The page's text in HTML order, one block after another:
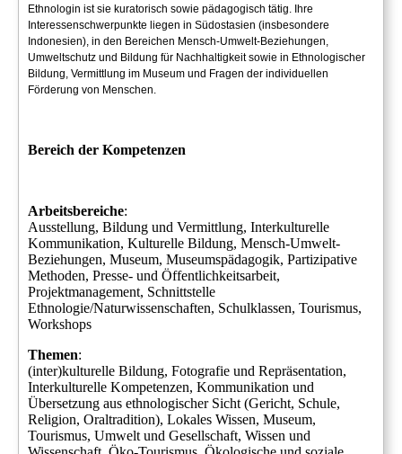
Ethnologin ist sie kuratorisch sowie pädagogisch tätig. Ihre
Interessenschwerpunkte liegen in Südostasien (insbesondere
Indonesien), in den Bereichen Mensch-Umwelt-Beziehungen,
Umweltschutz und Bildung für Nachhal tigkeit sowie in Ethnologischer
Bildung, Vermittlung im Museum und Fragen der individuel len
Förderung von Menschen.
Bereich der Kompetenzen
Arbeitsbereiche:
Ausstellung, Bildung und Vermittlung, Interkulturelle
Kommunikation, Kulturelle Bildung, Mensch-Umwelt-
Beziehungen, Museum, Museumspädagogik, Partizipative
Methoden, Presse- und Öffentlichkeitsarbeit,
Projektmanagement, Schnittstelle
Ethnologie/Naturwissenschaften, Schulklassen, Tourismus,
Workshops
Themen:
(inter)kulturelle Bildung, Fotografie und Repräsentation,
Interkulturelle Kompetenzen, Kommunikation und
Übersetzung aus ethnologischer Sicht (Gericht, Schule,
Religion, Oraltradition), Lokales Wissen, Museum,
Tourismus, Umwelt und Gesellschaft, Wissen und